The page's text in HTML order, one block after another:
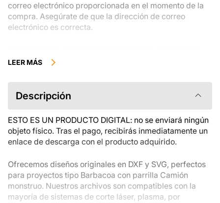
correo electrónico proporcionada en el momento de la
compra. Asegúrate de que la dirección de correo
electrónico es correcta.
instantánea no se pueden devolver, cambiar ni cancelar
descripción del producto atentamente antes de
comprarlo y que te pongas en contacto con nosotros si
tienes alguna duda. Si tienes problemas con el pedido,
ponte en contacto directamente con el vendedor.
LEER MÁS
Descripción
ESTO ES UN PRODUCTO DIGITAL: no se enviará ningún
objeto físico. Tras el pago, recibirás inmediatamente un
enlace de descarga con el producto adquirido.
Ofrecemos diseños originales en DXF y SVG, perfectos
para proyectos tipo Barbacoa con parrilla Camión
monstruo. Nuestros archivos son compatibles con la
mayoría de sistemas de corte láser, plasma, por